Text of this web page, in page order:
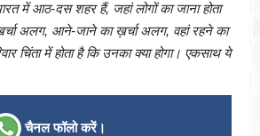
में आठ-दस शहर हैं, जहां लोगों का जाना होता
अलग, आने-जाने का ख़र्चा अलग, वहां रहने का
चिंता में होता है कि उनका क्या होगा। एकसाथ ये
चैनल फॉलो करें।